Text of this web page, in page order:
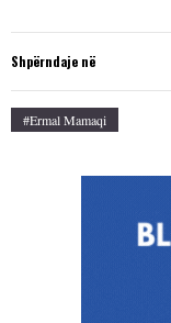
Shpërndaje në
#Ermal Mamaqi